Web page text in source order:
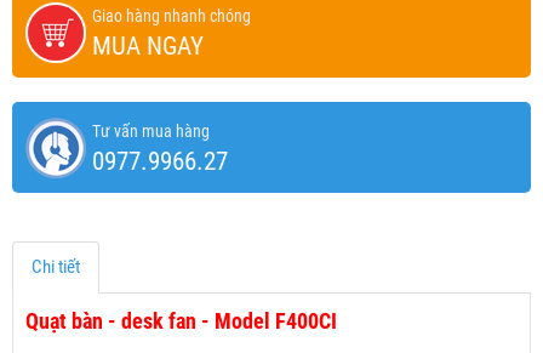
Giao hàng nhanh chóng
MUA NGAY
Tư vấn mua hàng
0977.9966.27
Chi tiết
Quạt bàn - desk fan - Model F400CI